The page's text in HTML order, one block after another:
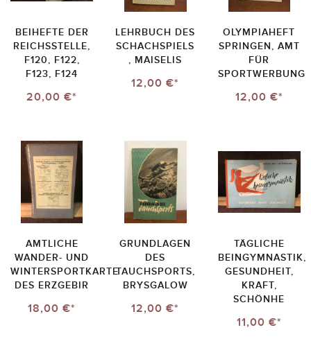
BEIHEFTE DER
REICHSSTELLE,
F120, F122,
F123, F124
20,00 €*
LEHRBUCH DES
SCHACHSPIELS
, MAISELIS
12,00 €*
OLYMPIAHEFT
SPRINGEN, AMT
FÜR
SPORTWERBUNG
12,00 €*
AMTLICHE
WANDER- UND
WINTERSPORTKARTE
DES ERZGEBIR
18,00 €*
GRUNDLAGEN
DES
TAUCHSPORTS,
BRYSGALOW
12,00 €*
TÄGLICHE
BEINGYMNASTIK,
GESUNDHEIT,
KRAFT,
SCHÖNHE
11,00 €*